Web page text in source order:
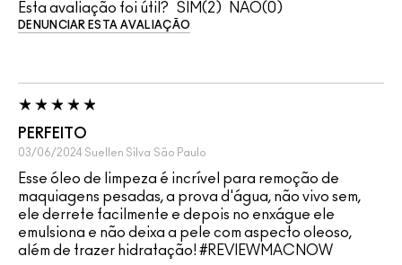
Esta avaliação foi útil? 2 0
DENUNCIAR ESTA AVALIAÇÃO
PERFEITO
03/06/2024 Suellen Silva São Paulo
Esse óleo de limpeza é incrível para remoção de
maquiagens pesadas, a prova d'água, não vivo sem,
ele derrete facilmente e depois no enxágue ele
emulsiona e não deixa a pele com aspecto oleoso,
além de trazer hidratação! #REVIEWMACNOW